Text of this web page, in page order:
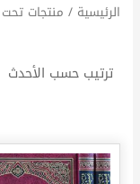
الرئيسية / منتجات تحت